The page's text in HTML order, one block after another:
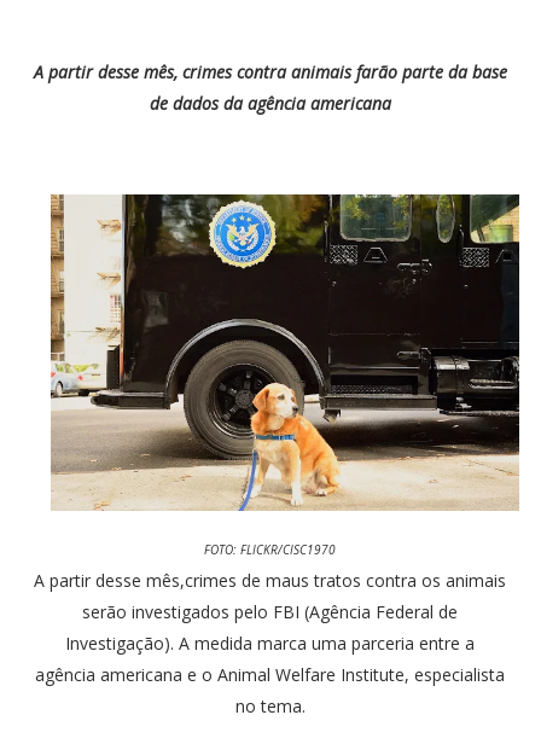
A partir desse mês, crimes contra animais farão parte da base
de dados da agência americana
FOTO: FLICKR/CISC1970
A partir desse mês,crimes de maus tratos contra os animais
serão investigados pelo FBI (Agência Federal de
Investigação). A medida marca uma parceria entre a
agência americana e o Animal Welfare Institute, especialista
no tema.